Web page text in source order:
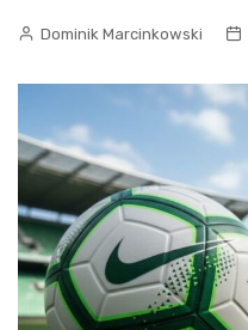
Dominik Marcinkowski